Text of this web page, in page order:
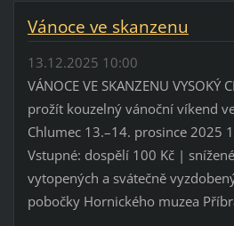
Vánoce ve skanzenu
13.12.2025 10:00
VÁNOCE VE SKANZENU
prožít kouzelný vánoční víkend
Chlumec 13.–14. prosince 2025
Vstupné: dospělí 100 Kč |
vytopených a svátečně
pobočky Hornického muzea